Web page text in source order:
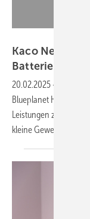
Kaco New
20.02.2025 -
Blueplanet Hybrid
Leistungen zwischen
kleineGewerbe.